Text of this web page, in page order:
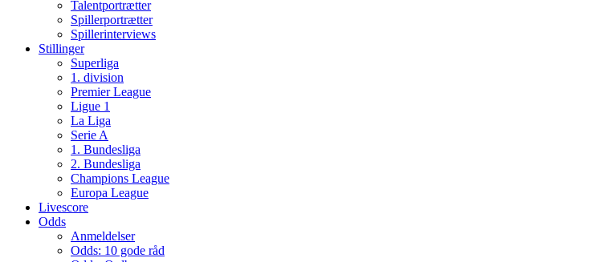
Talentportrætter
Spillerportrætter
Spillerinterviews
Stillinger
Superliga
1. division
Premier League
Ligue 1
La Liga
Serie A
1. Bundesliga
2. Bundesliga
Champions League
Europa League
Livescore
Odds
Anmeldelser
Odds: 10 gode råd